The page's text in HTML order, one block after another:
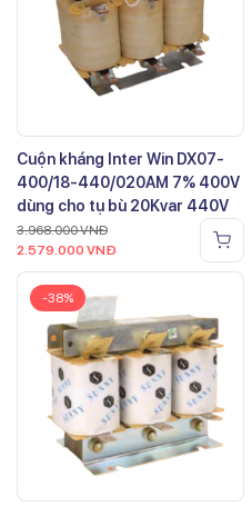
Cuộn kháng Inter Win DX07-
400/18-440/020AM 7% 400V
dùng cho tụ bù 20Kvar 440V
3.968.000VNĐ
2.579.000 VNĐ
-38%